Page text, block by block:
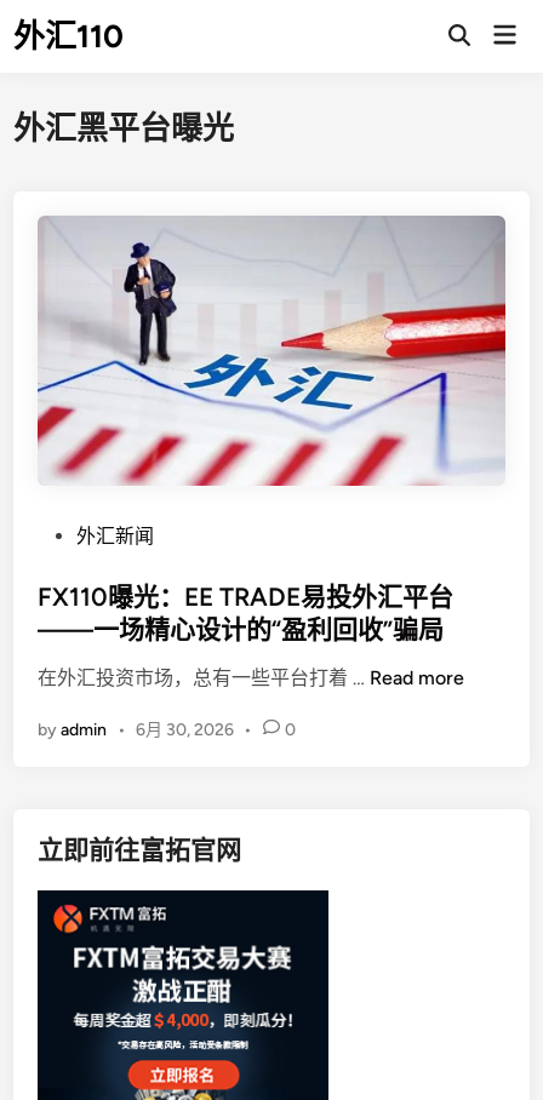
Skip
to外汇110
Open
外汇黑平台曝光
s
d
n
外汇新闻
FX110曝光：EE TRADE易投外汇平台
——一场精心设计的“盈利回收”骗局
在外汇投资市场，总有一些平台打着 … F
Read more
byadmin • 6月 30, 2026 • 0
立即前往富拓官网